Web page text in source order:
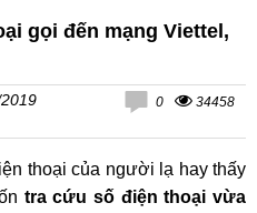
gọi đến mạng Viettel,
0 34458
thoại của người lạ hay thấy
tra cứu số điện thoại vừa